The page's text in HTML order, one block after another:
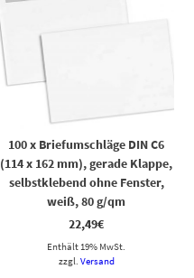
100 x Briefumschläge DIN C6
(114 x 162 mm), gerade Klappe,
selbstklebend ohne Fenster,
weiß, 80 g/qm
22,49€
Enthält 19% MwSt.
zzgl. Versand